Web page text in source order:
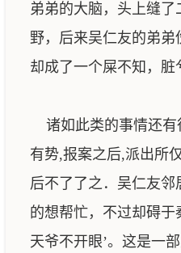
弟弟的大脑，头上缝了
野，后来吴仁友的弟
却成了一个屎不知，
诸如此类的事情还有
有势,报案之后,派出所
后不了了之．吴仁友
的想帮忙，不过却碍于
天爷不开眼’。这是一